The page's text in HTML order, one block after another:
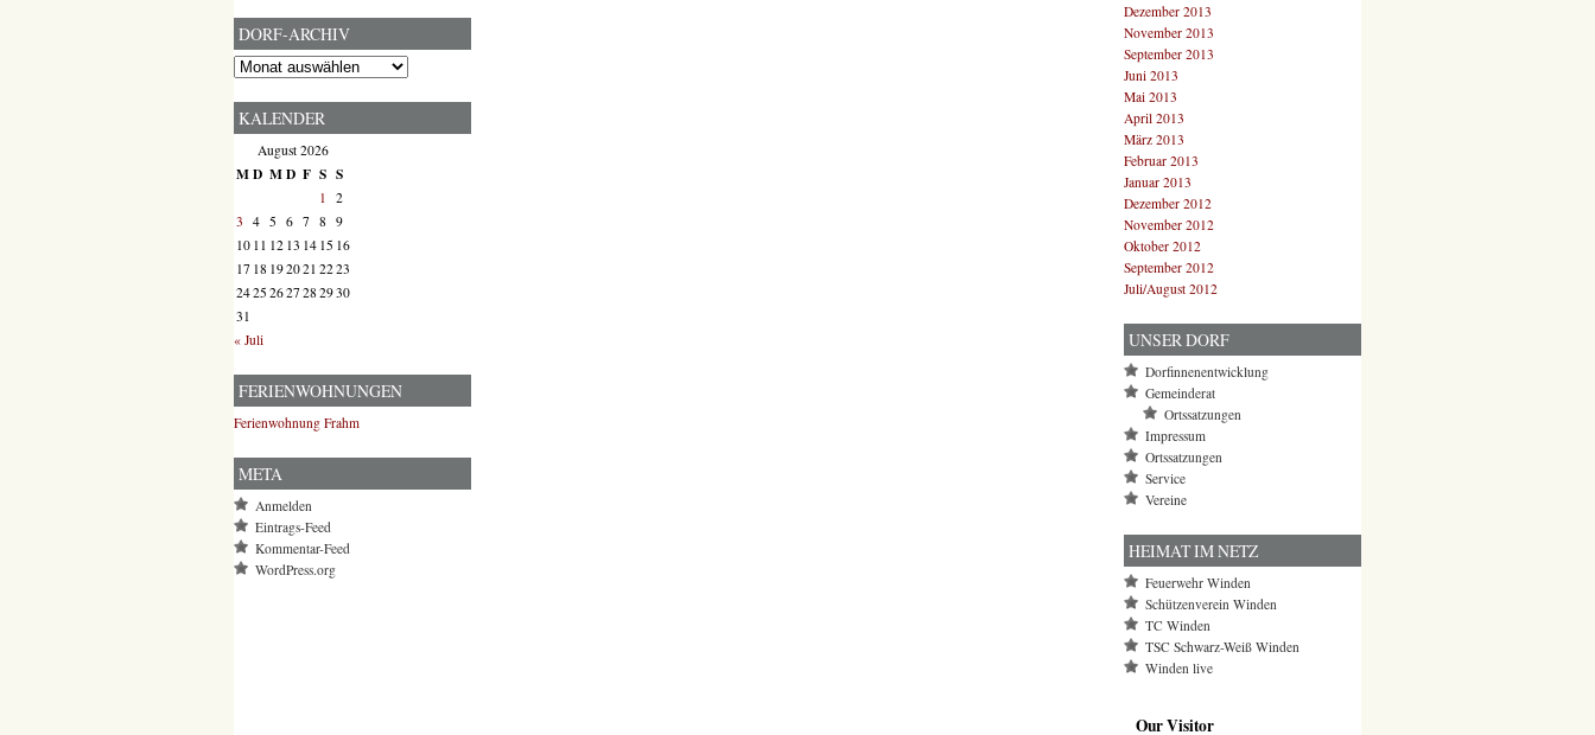
DORF-ARCHIV
Dorf-
KALENDER
August 2026
MD MD F S S
1 2
3 4 5 6 7 8 9
10 11 12 13 14 15 16
17 18 192021 2223
2425 2627 28 2930
31
« Juli
FERIENWOHNUNGEN
Ferienwohnung Frahm
META
Anmelden
Eintrags-Feed
Kommentar-Feed
WordPress.org
Dezember 2013
November 2013
September 2013
Juni 2013
Mai 2013
April 2013
März 2013
Februar 2013
Januar 2013
Dezember 2012
November 2012
Oktober 2012
September 2012
Juli/August 2012
UNSER DORF
Dorfinnenentwicklung
Gemeinderat
Ortssatzungen
Impressum
Ortssatzungen
Service
Vereine
HEIMAT IM NETZ
Feuerwehr Winden
Schützenverein Winden
TC Winden
TSC Schwarz-Weiß Winden
Winden live
Our Visitor